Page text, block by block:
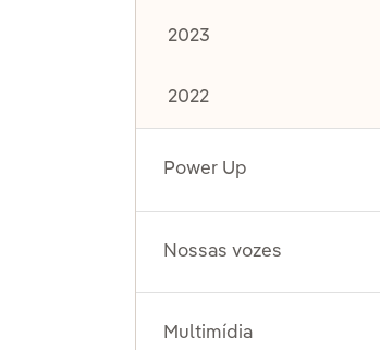
2023
2022
Power Up
Nossas vozes
Multimídia